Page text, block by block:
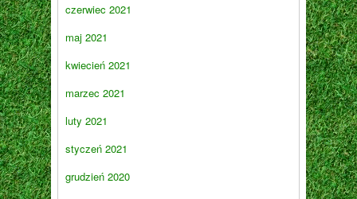
czerwiec 2021
maj 2021
kwiecień 2021
marzec 2021
luty 2021
styczeń 2021
grudzień 2020